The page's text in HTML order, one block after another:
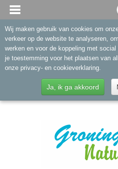
Wij maken gebruik van cookies om
verkeer op de website te analyseren,
werken en voor de koppeling met
je toestemming voor het plaatsen van
onze privacy- en cookieverklaring.
Ja, ik ga akkoord